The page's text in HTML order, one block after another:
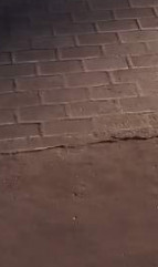
Возможное
[#4013368#]
Где находится